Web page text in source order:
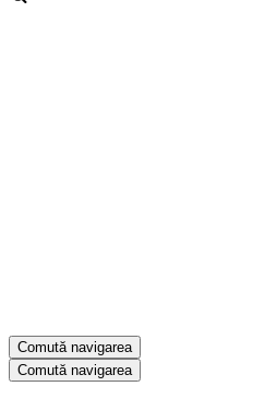
Comută navigarea
Comută navigarea